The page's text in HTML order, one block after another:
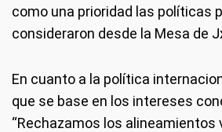
como una prioridad las políticas
consideraron desde la Mesa de
En cuanto a la política
que se base en los intereses
“Rechazamos los alineamientos